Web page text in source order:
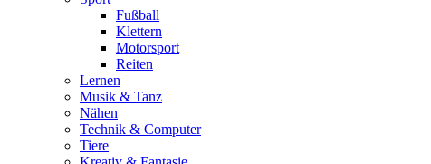
Fußball
Klettern
Motorsport
Reiten
Lernen
Musik & Tanz
Nähen
Technik & Computer
Tiere